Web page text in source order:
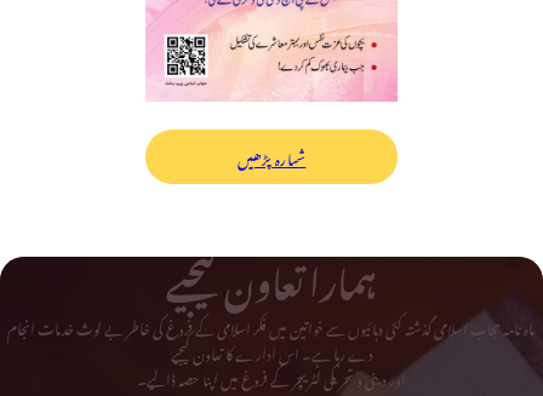
شمارہ پڑھیں
ہمارا تعاون کیجیے
ماہ نامہ حجاب اسلامی گذشتہ کئی دہائیوں سے خواتین میں فکر اسلامی کے فروغ کی خاطر بے لوث خدمات انجام
دے رہا ہے۔ اس ادارے کا تعاون کیجیے
اور دینی و تحریکی لٹریچر کے فروغ میں اپنا حصہ ڈالیے۔